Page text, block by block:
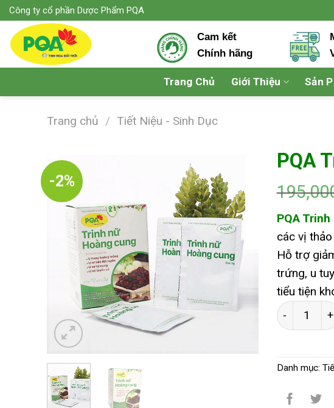
Skip
content
Công ty cổ phần Dược Phẩm PQA
Cam kết
Chính hãng
Trang Chủ Giới Thiệu Sản
Trang chủ / Tiết Niệu - Sinh Dục
-2%
PQA
PQA
các vị
Hỗ trợ
trứng, u
tiểu tiện
PQA Trinh
Danh mục: